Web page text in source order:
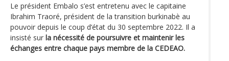
Le président Embalo s’est entretenu avec le capitaine
Ibrahim Traoré, président de la transition burkinabè au
pouvoir depuis le coup d’état du 30 septembre 2022. Il a
insisté sur la nécessité de poursuivre et maintenir les
échanges entre chaque pays membre de la CEDEAO.